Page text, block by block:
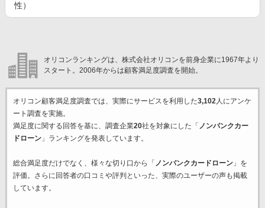
性）
オリコンランキングは、株式会社オリコンを前身企業に1967年より
スタート。2006年からは顧客満足度調査を開始。
オリコン顧客満足度調査では、実際にサービスを利用した3,102人にアンケ
ート調査を実施。
満足度に関する回答を基に、調査企業20社を対象にした「 ノンバンクカー
ドローン」ランキングを発表しています。
総合満足度だけでなく、様々な切り口から「 ノンバンクカードローン」を
評価。さらに回答者の口コミや評判といった、実際のユーザーの声も掲載
しています。